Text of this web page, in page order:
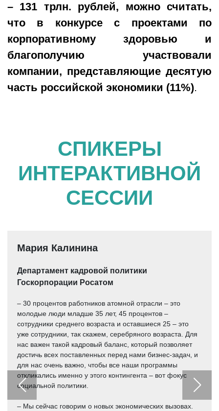
– 131 трлн. рублей, можно считать,
что в конкурсе с проектами по
корпоративному здоровью и
благополучию участвовали
компании, представляющие десятую
часть российской экономики (11%).
СПИКЕРЫ
ИНТЕРАКТИВНОЙ
СЕССИИ
Мария Калинина
Департамент кадровой политики
Госкорпорации Росатом
– 30 процентов работников атомной отрасли – это
молодые люди младше 35 лет, 45 процентов –
сотрудники среднего возраста и оставшиеся 25 – это
уже сотрудники, так скажем, серебряного возраста. Для
нас важен такой кадровый баланс, который позволяет
достичь всех поставленных перед нами бизнес-задач, и
для нас очень важно, чтобы все наши программы
откликались именно у этого контингента – вот фокус
социальной политики.
– Мы сейчас говорим о новых экономических вызовах.